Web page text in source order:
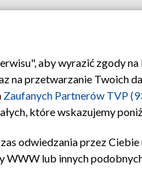
Regulamin TVP
aby wyrazić zgody
na przetwarzanie Twoich
Zaufanych Partnerów TVP
które wskazujemy
odwiedzania przez Ciebie
lub innych